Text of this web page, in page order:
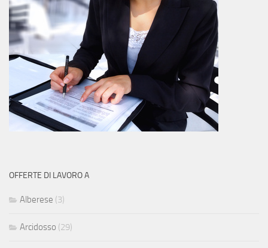
OFFERTE DI LAVORO A
Alberese (3)
Arcidosso (29)